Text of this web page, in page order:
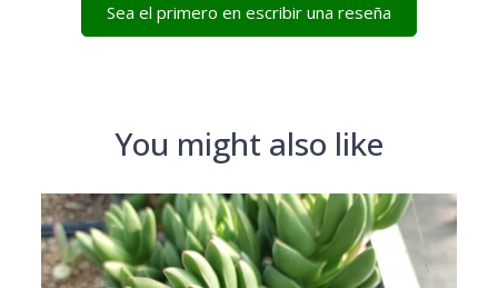
You might also like
Sea el primero en escribir una reseña